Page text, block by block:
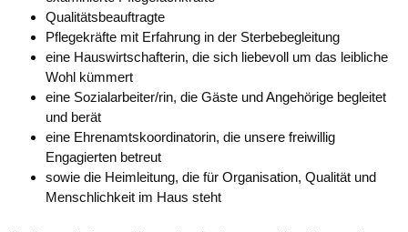
Qualitätsbeauftragte
Pflegekräfte mit Erfahrung in der Sterbebegleitung
eine Hauswirtschafterin, die sich liebevoll um das leibliche
Wohl kümmert
eine Sozialarbeiter/rin, die Gäste und Angehörige begleitet
und berät
eine Ehrenamtskoordinatorin, die unsere freiwillig
Engagierten betreut
sowie die Heimleitung, die für Organisation, Qualität und
Menschlichkeit im Haus steht